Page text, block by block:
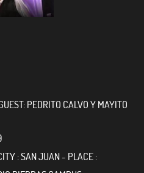
PEDRITO CALVO Y MAYITO
: SAN JUAN - PLACE :